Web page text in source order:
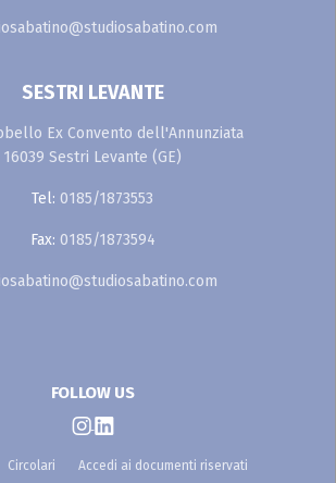
SESTRI LEVANTE
Ex Convento dell'Annunziata
16039 Sestri Levante (GE)
Tel: 0185/1873553
Fax: 0185/1873594
FOLLOW US
Circolari Accedi ai documenti riservati